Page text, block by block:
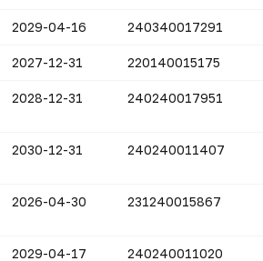
2029-04-16 240340017291
2027-12-31 220140015175
2028-12-31 240240017951
2030-12-31 240240011407
2026-04-30 231240015867
2029-04-17 240240011020